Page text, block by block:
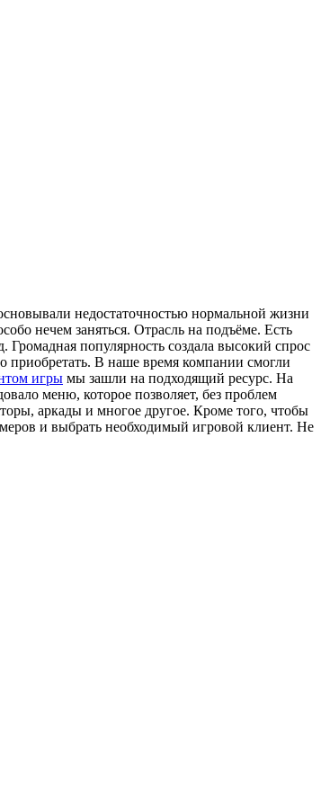
недостаточностью нормальной жизни
нечем заняться. Отрасль на подъёме. Есть
популярность создала высокий спрос
приобретать. В наше время компании смогли
игры мы зашли на подходящий ресурс. На
меню, которое позволяет, без проблем
аркады и многое другое. Кроме того, чтобы
и выбрать необходимый игровой клиент. Не